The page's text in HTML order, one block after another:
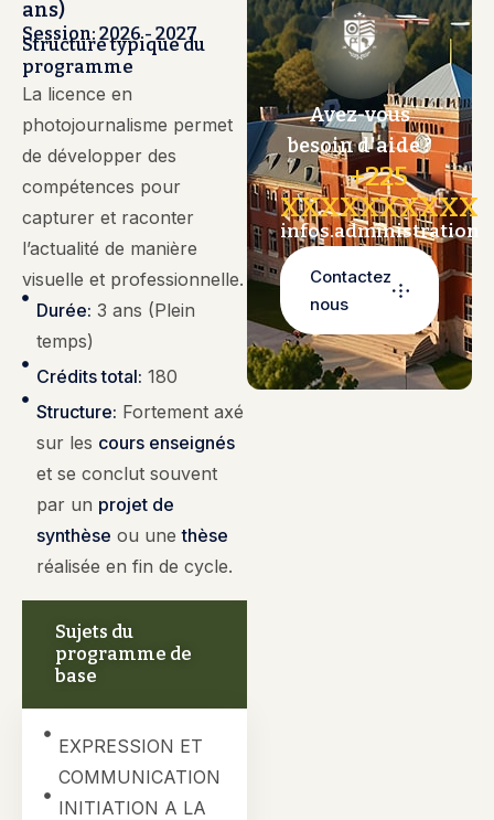
ans)
Session: 2026 - 2027
Structure typique du
programme
La licence en
photojournalisme permet
de développer des
compétences pour
capturer et raconter
l’actualité de manière
visuelle et professionnelle.
Durée: 3 ans (Plein
temps)
Crédits total: 180
Structure: Fortement axé
sur les cours enseignés
et se conclut souvent
par un projet de
synthèse ou unethèse
réalisée en fin de cycle.
Sujets du
programme de
base
EXPRESSION ET
COMMUNICATION
INITIATION A LA
Avez-vous
besoin d'aide ?
+225
XXXXXXXXXX
infos.administration
Contactez
nous